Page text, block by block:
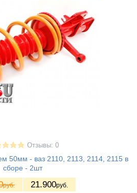
Отзывы: 0
50мм - ваз 2110, 2113, 2114, 2115 в
сборе - 2шт
руб. 21.900руб.